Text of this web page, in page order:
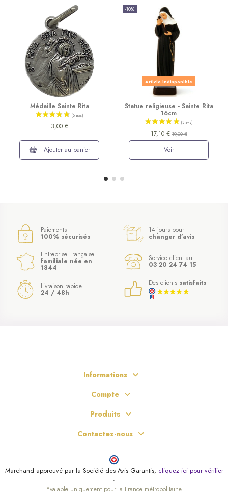
Médaille Sainte Rita
3,00 €
Ajouter au panier
-10%
Article indisponible
Statue religieuse - Sainte Rita
16cm
17,10 €19,00 €
Voir
Paiements
100% sécurisés
14 jours pour
changer d’avis
Entreprise Française
familiale née en
1844
Service client au
03 20 24 74 15
Livraison rapide
24 / 48h
Des clients satisfaits
Informations
Compte
Produits
Contactez-nous
Marchand approuvé par la Société des Avis Garantis, cliquez ici pour vérifier
.
*valable uniquement pour la France métropolitaine